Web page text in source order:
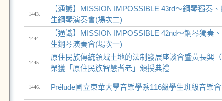
1443.
【通識】MISSION IMPOSSIBLE 43rd～鋼琴獨奏
生鋼琴演奏會(場次二)
1444.
【通識】MISSION IMPOSSIBLE 42nd～鋼琴獨奏
生鋼琴演奏會(場次一)
1445.
原住民族傳統領域土地的法制發展座談會暨黃長興
榮獲「原住民族智慧耆老」頒授典禮
1446. Prélude國立東華大學音樂學系116級學生班級音樂會